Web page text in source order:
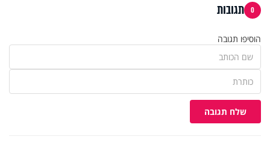
0 תגובות
הוסיפו תגובה
שלח תגובה